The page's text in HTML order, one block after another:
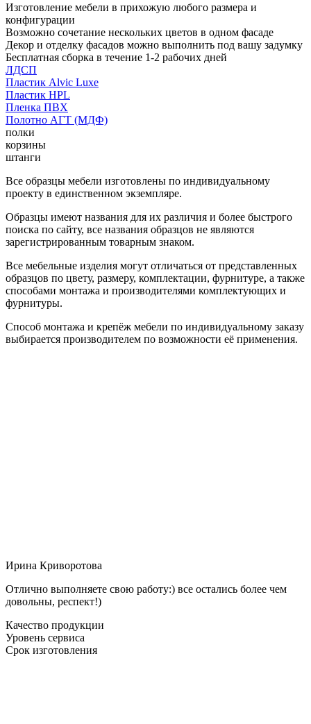
Изготовление мебели в прихожую любого размера и
конфигурации
Возможно сочетание нескольких цветов в одном фасаде
Декор и отделку фасадов можно выполнить под вашу задумку
Бесплатная сборка в течение 1-2 рабочих дней
ЛДСП
Пластик Alvic Luxe
Пластик HPL
Пленка ПВХ
Полотно АГТ (МДФ)
полки
корзины
штанги
Все образцы мебели изготовлены по индивидуальному
проекту в единственном экземпляре.
Образцы имеют названия для их различия и более быстрого
поиска по сайту, все названия образцов не являются
зарегистрированным товарным знаком.
Все мебельные изделия могут отличаться от представленных
образцов по цвету, размеру, комплектации, фурнитуре, а также
способами монтажа и производителями комплектующих и
фурнитуры.
Способ монтажа и крепёж мебели по индивидуальному заказу
выбирается производителем по возможности её применения.
Ирина Криворотова
Отлично выполняете свою работу:) все остались более чем
довольны, респект!)
Качество продукции
Уровень сервиса
Срок изготовления